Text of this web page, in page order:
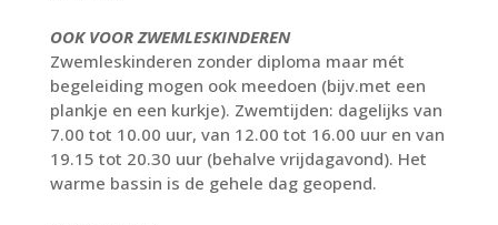
OOK VOOR ZWEMLESKINDEREN
Zwemleskinderen zonder diploma maar mét
begeleiding mogen ook meedoen (bijv.met een
plankje en een kurkje). Zwemtijden: dagelijks van
7.00 tot 10.00 uur, van 12.00 tot 16.00 uur en van
19.15 tot 20.30 uur (behalve vrijdagavond). Het
warme bassin is de gehele dag geopend.